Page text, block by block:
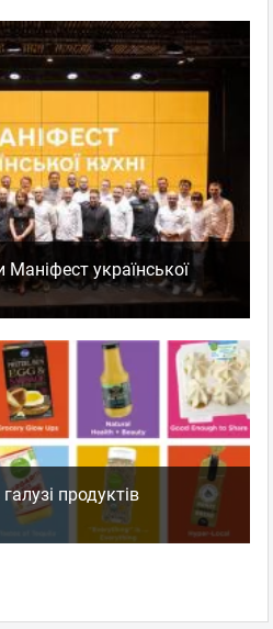
Маніфест української
продуктів